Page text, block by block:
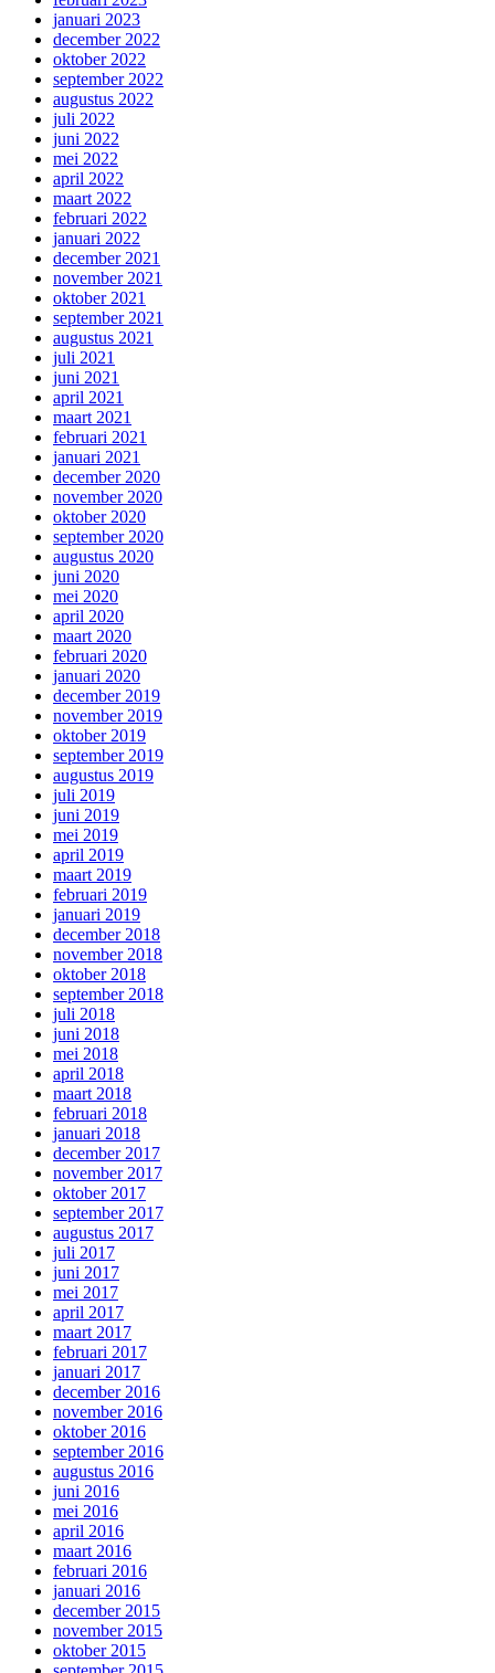
januari 2023
december 2022
oktober 2022
september 2022
augustus 2022
juli 2022
juni 2022
mei 2022
april 2022
maart 2022
februari 2022
januari 2022
december 2021
november 2021
oktober 2021
september 2021
augustus 2021
juli 2021
juni 2021
april 2021
maart 2021
februari 2021
januari 2021
december 2020
november 2020
oktober 2020
september 2020
augustus 2020
juni 2020
mei 2020
april 2020
maart 2020
februari 2020
januari 2020
december 2019
november 2019
oktober 2019
september 2019
augustus 2019
juli 2019
juni 2019
mei 2019
april 2019
maart 2019
februari 2019
januari 2019
december 2018
november 2018
oktober 2018
september 2018
juli 2018
juni 2018
mei 2018
april 2018
maart 2018
februari 2018
januari 2018
december 2017
november 2017
oktober 2017
september 2017
augustus 2017
juli 2017
juni 2017
mei 2017
april 2017
maart 2017
februari 2017
januari 2017
december 2016
november 2016
oktober 2016
september 2016
augustus 2016
juni 2016
mei 2016
april 2016
maart 2016
februari 2016
januari 2016
december 2015
november 2015
oktober 2015